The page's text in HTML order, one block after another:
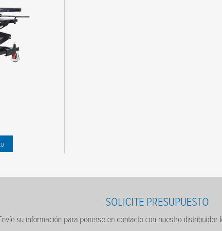
SOLICITE PRESUPUESTO
su información para ponerse en contacto con nuestro distribuidor